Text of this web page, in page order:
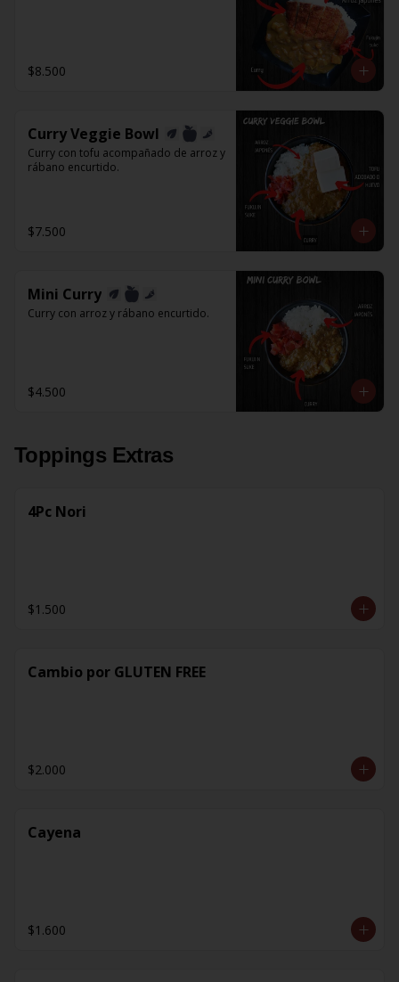
$8.500
Curry Veggie Bowl
Curry con tofu acompañado de arroz y
rábano encurtido.
$7.500
Mini Curry
Curry con arroz y rábano encurtido.
$4.500
Toppings Extras
4Pc Nori
$1.500
Cambio por GLUTEN FREE
$2.000
Cayena
$1.600